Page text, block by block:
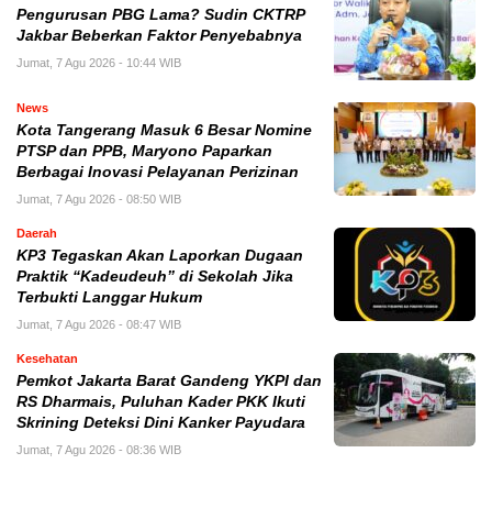
Pengurusan PBG Lama? Sudin CKTRP
Jakbar Beberkan Faktor Penyebabnya
Jumat, 7 Agu 2026 - 10:44 WIB
News
Kota Tangerang Masuk 6 Besar Nomine
PTSP dan PPB, Maryono Paparkan
Berbagai Inovasi Pelayanan Perizinan
Jumat, 7 Agu 2026 - 08:50 WIB
Daerah
KP3 Tegaskan Akan Laporkan Dugaan
Praktik “Kadeudeuh” di Sekolah Jika
Terbukti Langgar Hukum
Jumat, 7 Agu 2026 - 08:47 WIB
Kesehatan
Pemkot Jakarta Barat Gandeng YKPI dan
RS Dharmais, Puluhan Kader PKK Ikuti
Skrining Deteksi Dini Kanker Payudara
Jumat, 7 Agu 2026 - 08:36 WIB